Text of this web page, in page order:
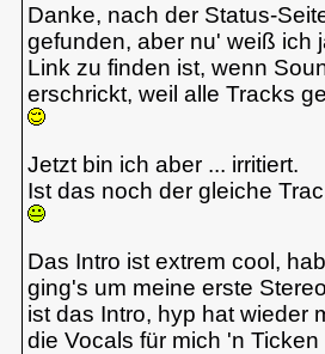
Danke, nach der Status-
gefunden, aber nu' weiß ich
Link zu finden ist, wenn
erschrickt, weil alle Tracks
Jetzt bin ich aber ... irritiert.
Ist das noch der gleiche
Das Intro ist extrem cool,
ging's um meine erste
ist das Intro, hyp hat wieder
die Vocals für mich 'n Ticken